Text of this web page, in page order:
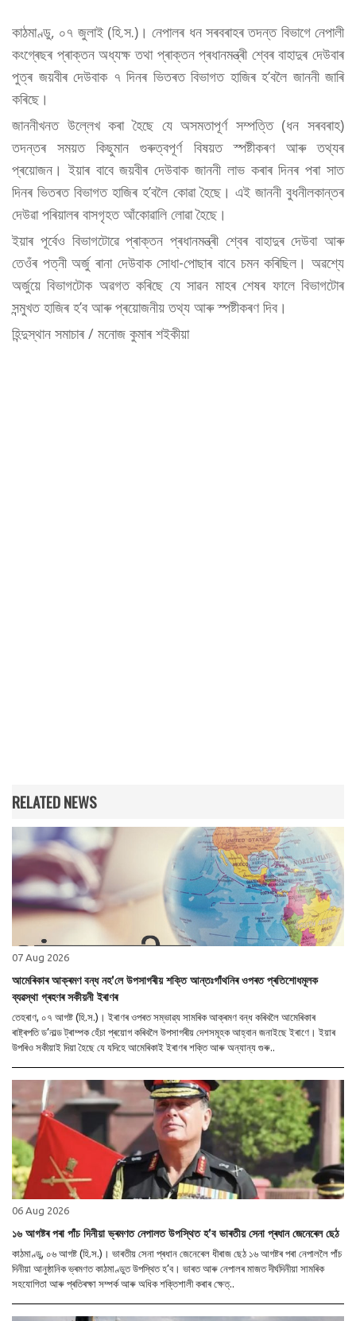
কাঠমাণ্ডু, ০৭ জুলাই (হি.স.)। নেপালৰ ধন সৰবৰাহৰ তদন্ত বিভাগে নেপালী
কংগ্ৰেছৰ প্ৰাক্তন অধ্যক্ষ তথা প্ৰাক্তন প্ৰধানমন্ত্ৰী শ্বেৰ বাহাদুৰ দেউবাৰ
পুত্ৰ জয়বীৰ দেউবাক ৭ দিনৰ ভিতৰত বিভাগত হাজিৰ হ’বলৈ জাননী জাৰি
কৰিছে।
জাননীখনত উল্লেখ কৰা হৈছে যে অসমতাপূৰ্ণ সম্পত্তি (ধন সৰবৰাহ)
তদন্তৰ সময়ত কিছুমান গুৰুত্বপূৰ্ণ বিষয়ত স্পষ্টীকৰণ আৰু তথ্যৰ
প্ৰয়োজন। ইয়াৰ বাবে জয়বীৰ দেউবাক জাননী লাভ কৰাৰ দিনৰ পৰা সাত
দিনৰ ভিতৰত বিভাগত হাজিৰ হ’বলৈ কোৱা হৈছে। এই জাননী বুধনীলকান্তৰ
দেউৱা পৰিয়ালৰ বাসগৃহত আঁকোৱালি লোৱা হৈছে।
ইয়াৰ পূৰ্বেও বিভাগটোৱে প্ৰাক্তন প্ৰধানমন্ত্ৰী শ্বেৰ বাহাদুৰ দেউবা আৰু
তেওঁৰ পত্নী অৰ্জু ৰানা দেউবাক সোধা-পোছাৰ বাবে চমন কৰিছিল। অৱশ্যে
অৰ্জুয়ে বিভাগটোক অৱগত কৰিছে যে সাৱন মাহৰ শেষৰ ফালে বিভাগটোৰ
সন্মুখত হাজিৰ হ’ব আৰু প্ৰয়োজনীয় তথ্য আৰু স্পষ্টীকৰণ দিব।
হিন্দুস্থান সমাচাৰ / মনোজ কুমাৰ শইকীয়া
RELATED NEWS
07 Aug 2026
আমেৰিকাৰ আক্ৰমণ বন্ধ নহ’লে উপসাগৰীয় শক্তি আন্তঃগাঁথনিৰ ওপৰত প্ৰতিশোধমূলক
ব্যৱস্থা গ্ৰহণৰ সকীয়নী ইৰাণৰ
তেহৰাণ, ০৭ আগষ্ট (হি.স.)। ইৰাণৰ ওপৰত সম্ভাৱ্য সামৰিক আক্ৰমণ বন্ধ কৰিবলৈ আমেৰিকাৰ
ৰাষ্ট্ৰপতি ড’নাল্ড ট্ৰাম্পক হেঁচা প্ৰয়োগ কৰিবলৈ উপসাগৰীয় দেশসমূহক আহ্বান জনাইছে ইৰাণে। ইয়াৰ
উপৰিও সকীয়াই দিয়া হৈছে যে যদিহে আমেৰিকাই ইৰাণৰ শক্তি আৰু অন্যান্য গুৰু..
06 Aug 2026
১৬ আগষ্টৰ পৰা পাঁচ দিনীয়া ভ্ৰমণত নেপালত উপস্থিত হ’ব ভাৰতীয় সেনা প্ৰধান জেনেৰেল ছেঠ
কাঠমাণ্ডু, ০৬ আগষ্ট (হি.স.)। ভাৰতীয় সেনা প্ৰধান জেনেৰেল ধীৰাজ ছেঠ ১৬ আগষ্টৰ পৰা নেপাললৈ পাঁচ
দিনীয়া আনুষ্ঠানিক ভ্ৰমণত কাঠমাণ্ডুত উপস্থিত হ’ব। ভাৰত আৰু নেপালৰ মাজত দীৰ্ঘদিনীয়া সামৰিক
সহযোগিতা আৰু প্ৰতিৰক্ষা সম্পৰ্ক আৰু অধিক শক্তিশালী কৰাৰ ক্ষেত্..